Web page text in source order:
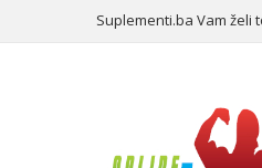
Suplementi.ba Vam želi